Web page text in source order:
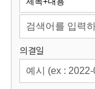
의결일